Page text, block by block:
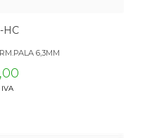
HC
6,3MM